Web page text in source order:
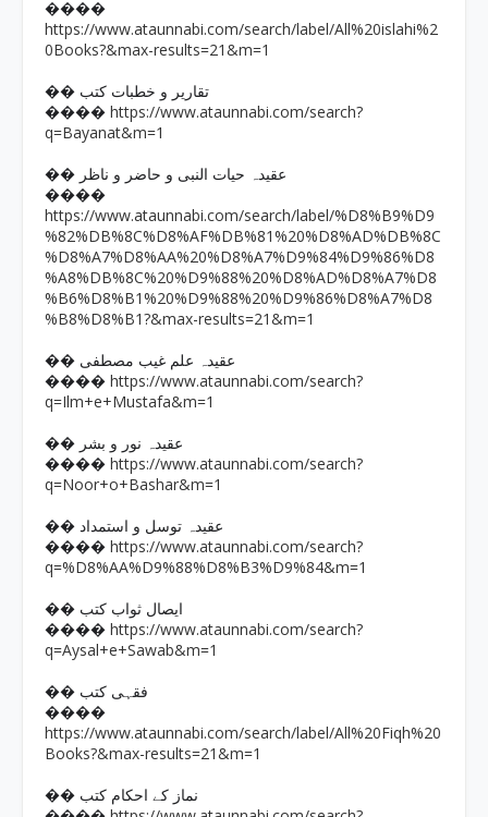
����
https://www.ataunnabi.com/search/label/All%20islahi%2
0Books?&max-results=21&m=1
�� تقاریر و خطبات کتب
���� https://www.ataunnabi.com/search?
q=Bayanat&m=1
�� عقیدہ حیات النبی و حاضر و ناظر
����
https://www.ataunnabi.com/search/label/%D8%B9%D9
%82%DB%8C%D8%AF%DB%81%20%D8%AD%DB%8C
%D8%A7%D8%AA%20%D8%A7%D9%84%D9%86%D8
%A8%DB%8C%20%D9%88%20%D8%AD%D8%A7%D8
%B6%D8%B1%20%D9%88%20%D9%86%D8%A7%D8
%B8%D8%B1?&max-results=21&m=1
�� عقیدہ علم غیب مصطفی
���� https://www.ataunnabi.com/search?
q=Ilm+e+Mustafa&m=1
�� عقیدہ نور و بشر
���� https://www.ataunnabi.com/search?
q=Noor+o+Bashar&m=1
�� عقیدہ توسل و استمداد
���� https://www.ataunnabi.com/search?
q=%D8%AA%D9%88%D8%B3%D9%84&m=1
�� ایصال ثواب کتب
���� https://www.ataunnabi.com/search?
q=Aysal+e+Sawab&m=1
�� فقہی کتب
����
https://www.ataunnabi.com/search/label/All%20Fiqh%20
Books?&max-results=21&m=1
�� نماز کے احکام کتب